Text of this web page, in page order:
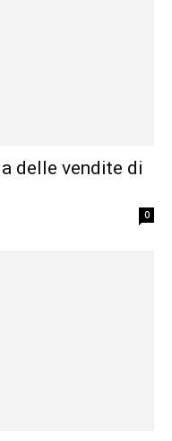
delle vendite di
0